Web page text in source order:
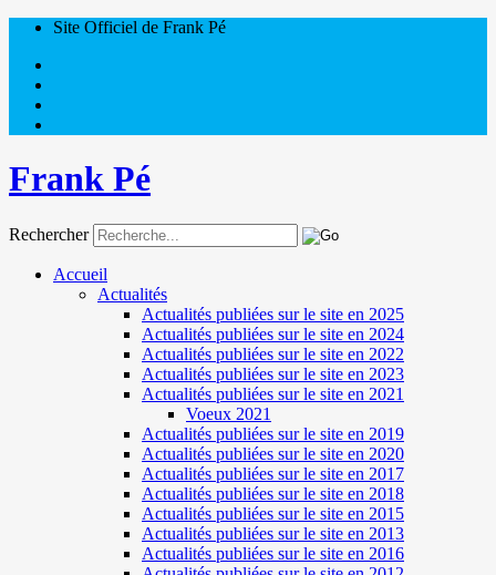
Site Officiel de Frank Pé
Frank Pé
Rechercher
Accueil
Actualités
Actualités publiées sur le site en 2025
Actualités publiées sur le site en 2024
Actualités publiées sur le site en 2022
Actualités publiées sur le site en 2023
Actualités publiées sur le site en 2021
Voeux 2021
Actualités publiées sur le site en 2019
Actualités publiées sur le site en 2020
Actualités publiées sur le site en 2017
Actualités publiées sur le site en 2018
Actualités publiées sur le site en 2015
Actualités publiées sur le site en 2013
Actualités publiées sur le site en 2016